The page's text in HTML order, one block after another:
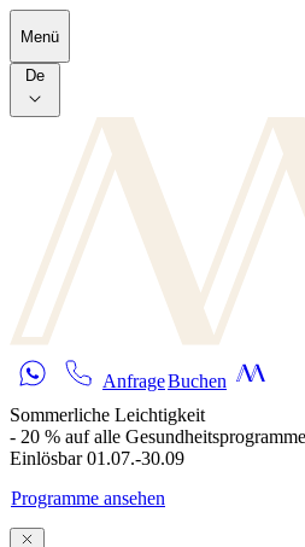
Skip to main content
Menü
De
AnfrageBuchen
Sommerliche Leichtigkeit
- 20 % auf alle
Einlösbar 01.07.-30.09
Programme ansehen